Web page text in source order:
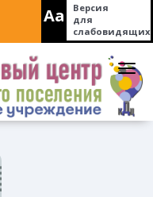
Aa
Версия
для
слабовидящих